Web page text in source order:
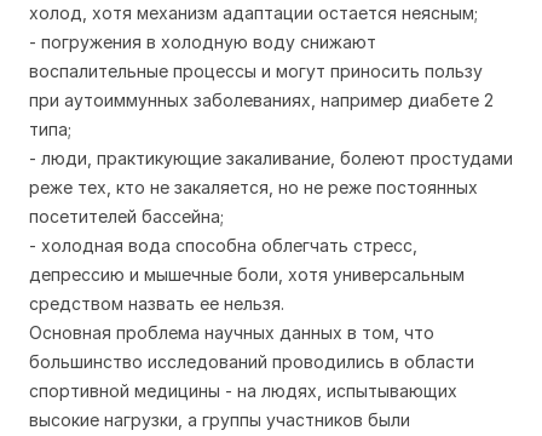
холод, хотя механизм адаптации остается неясным;
- погружения в холодную воду снижают
воспалительные процессы и могут приносить пользу
при аутоиммунных заболеваниях, например диабете 2
типа;
- люди, практикующие закаливание, болеют простудами
реже тех, кто не закаляется, но не реже постоянных
посетителей бассейна;
- холодная вода способна облегчать стресс,
депрессию и мышечные боли, хотя универсальным
средством назвать ее нельзя.
Основная проблема научных данных в том, что
большинство исследований проводились в области
спортивной медицины - на людях, испытывающих
высокие нагрузки, а группы участников были